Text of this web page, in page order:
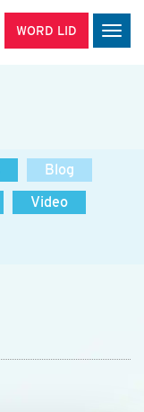
WORD LID
Blog
Video